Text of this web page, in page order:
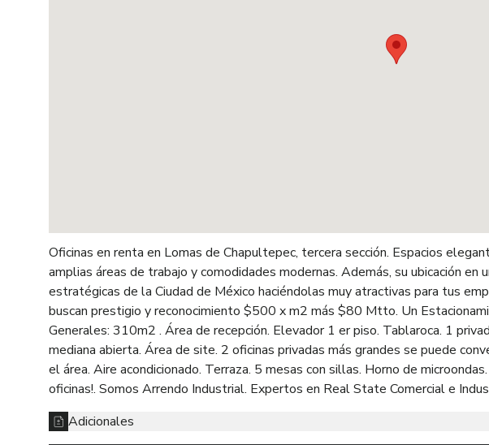
Oficinas en renta en Lomas de Chapultepec, tercera sección. Espacios
amplias áreas de trabajo y comodidades modernas. Además, su ubicación en una de las zonas más exclusivas y
estratégicas de la Ciudad de México haciéndolas muy atractivas para tus
buscan prestigio y reconocimiento $500 x m2 más $80 Mtto. Un Estacionamiento por cada 30 m2. Características
Generales: 310m2 . Área de recepción. Elevador 1 er piso. Tablaroca. 1
mediana abierta. Área de site. 2 oficinas privadas más grandes se puede
el área. Aire acondicionado. Terraza. 5 mesas con sillas. Horno de
oficinas!. Somos Arrendo Industrial. Expertos en Real State Comercial e
Adicionales